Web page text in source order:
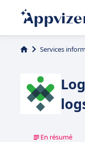
Services
En résumé